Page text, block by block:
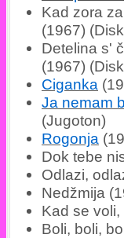
Kad zora
(1967)
Detelina s'
(1967)
Ciganka
Ja nemam
(Jugoton)
Rogonja
Dok tebe
Odlazi,
Nedžmija
Kad se
Boli, boli,